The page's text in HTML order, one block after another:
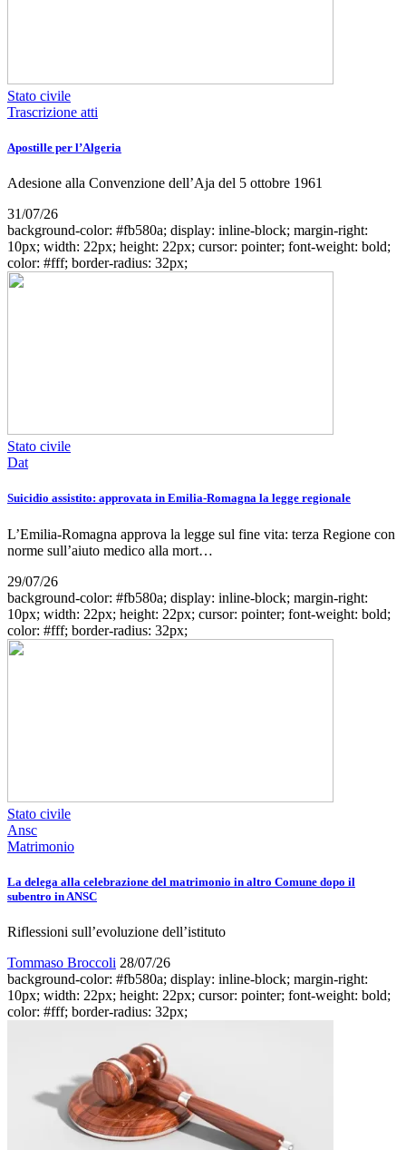
Stato civile
Trascrizione atti
Apostille per l’Algeria
Adesione alla Convenzione dell’Aja del 5 ottobre 1961
31/07/26
background-color: #fb580a; display: inline-block; margin-right:
10px; width: 22px; height: 22px; cursor: pointer; font-weight: bold;
color: #fff; border-radius: 32px;
Stato civile
Dat
Suicidio assistito: approvata in Emilia-Romagna la legge regionale
L’Emilia-Romagna approva la legge sul fine vita: terza Regione con
norme sull’aiuto medico alla mort…
29/07/26
background-color: #fb580a; display: inline-block; margin-right:
10px; width: 22px; height: 22px; cursor: pointer; font-weight: bold;
color: #fff; border-radius: 32px;
Stato civile
Ansc
Matrimonio
La delega alla celebrazione del matrimonio in altro Comune dopo il
subentro in ANSC
Riflessioni sull’evoluzione dell’istituto
Tommaso Broccoli 28/07/26
background-color: #fb580a; display: inline-block; margin-right:
10px; width: 22px; height: 22px; cursor: pointer; font-weight: bold;
color: #fff; border-radius: 32px;